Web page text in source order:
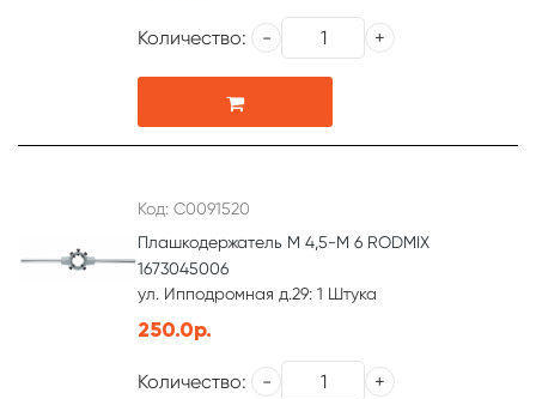
Количество:
Код: С0091520
Плашкодержатель М 4,5-М 6 RODMIX
1673045006
ул. Ипподромная д.29: 1 Штука
250.0р.
Количество: